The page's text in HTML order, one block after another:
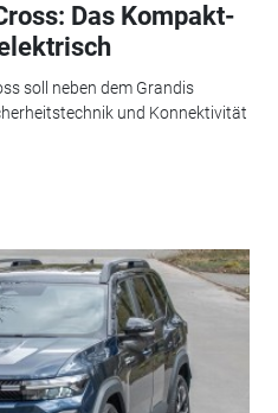
Das Kompakt-
soll neben dem Grandis
und Konnektivität